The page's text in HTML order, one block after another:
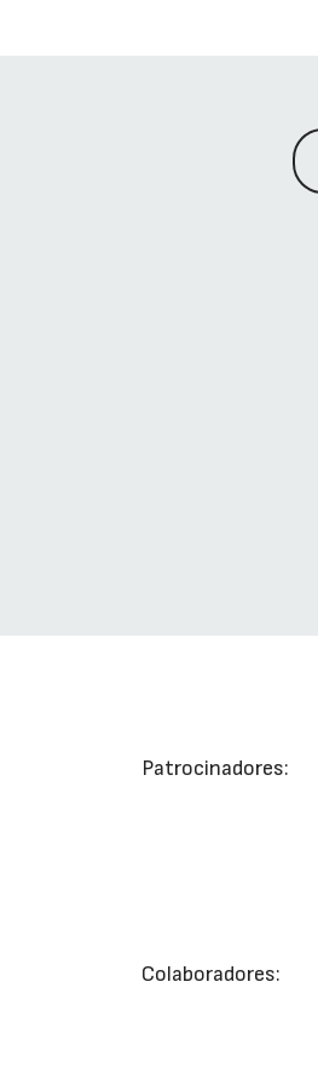
Patrocinadores:
Colaboradores: